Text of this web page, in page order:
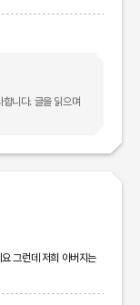
읽으며
그런데 저희 아버지는